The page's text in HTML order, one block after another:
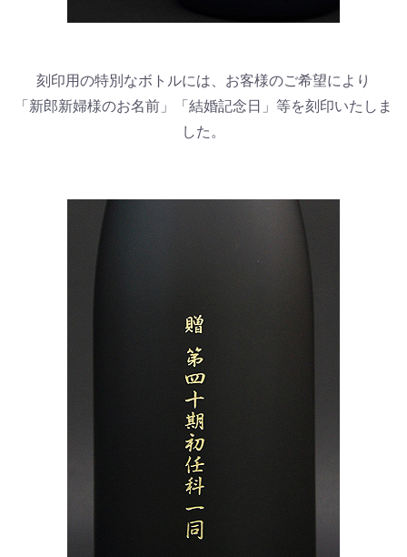
刻印用の特別なボトルには、お客様のご希望により
「新郎新婦様のお名前」「結婚記念日」等を刻印いたしま
した。